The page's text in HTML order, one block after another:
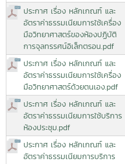
ประกาศ เรื่อง หลักเกณฑ์ และ
อัตราค่าธรรมเนียมการใช้เครื่อง
มือวิทยาศาสตร์ของห้องปฏิบัติ
การจุลทรรศน์อิเล็กตรอน.pdf
ประกาศ เรื่อง หลักเกณฑ์ และ
อัตราค่าธรรมเนียมการใช้เครื่อง
มือวิทยาศาสตร์ด้วยตนเอง.pdf
ประกาศ เรื่อง หลักเกณฑ์ และ
อัตราค่าธรรมเนียมการใช้บริการ
ห้องประชุม.pdf
ประกาศ เรื่อง หลักเกณฑ์ และ
อัตราค่าธรรมเนียมการบริการ